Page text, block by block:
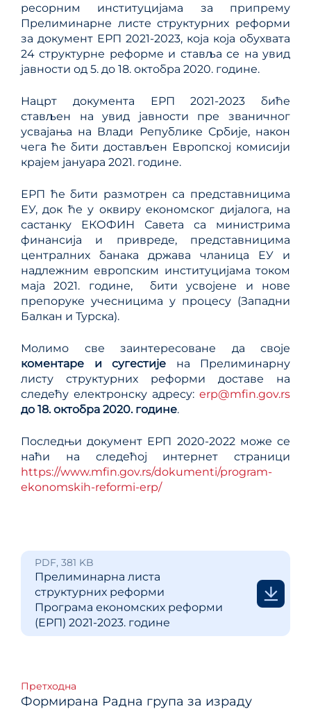
ресорним институцијама за припрему
Прелиминарне листе структурних реформи
за документ ЕРП 2021-2023, која која обухвата
24 структурне реформе и ставља се на увид
јавности од 5. до 18. октобра 2020. године.
Нацрт документа ЕРП 2021-2023 биће
стављен на увид јавности пре званичног
усвајања на Влади Републике Србије, након
чега ће бити достављен Европској комисији
крајем јануара 2021. године.
ЕРП ће бити размотрен са представницима
ЕУ, док ће у оквиру економског дијалога, на
састанку ЕКОФИН Савета са министрима
финансија и привреде, представницима
централних банака држава чланица ЕУ и
надлежним европским институцијама током
маја 2021. године, бити усвојене и нове
препоруке учесницима у процесу (Западни
Балкан и Турска).
Молимо све заинтересоване да своје
коментаре и сугестије на Прелиминарну
листу структурних реформи доставе на
следећу електронску адресу: erp@mfin.gov.rs
до 18.октобра 2020. године.
Последњи документ ЕРП 2020-2022 може се
наћи на следећој интернет страници
https://www.mfin.gov.rs/dokumenti/program-
ekonomskih-reformi-erp/
PDF, 381 KB
Прелиминарна листа
структурних реформи
Програма економских реформи
(ЕРП) 2021-2023. године
Кретање
Претходна
Формирана Радна група за израду